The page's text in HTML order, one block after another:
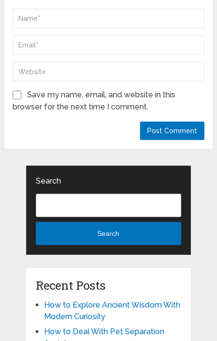
Save my name, email, and website in this
browser for the next time I comment.
Search
Search
Recent Posts
How to Explore Ancient Wisdom With
Modern Curiosity
How to Deal With Pet Separation